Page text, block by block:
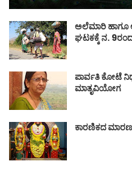
ಅಲೆಮಾರಿ ಹಾಗೂ
ಘಟಕಕ್ಕೆ ನ.
ಪಾರ್ವತಿ ಕೋಟೆ
ಮಾತೃವಿಯೋಗ
ಕಾರಣಿಕದ